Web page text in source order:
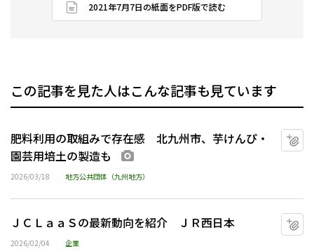
2021年7月7日の紙面をPDF版で読む
この記事を見た人はこんな記事も見ています
肥料利用の取組みで存在感 北九州市、芋けんぴ・
園芸用培土の製造も
2026/03/18 地方公共団体（九州地方）
ＪＣＬａａＳの最新動向を紹介 ＪＲ西日本
2026/02/04 企業